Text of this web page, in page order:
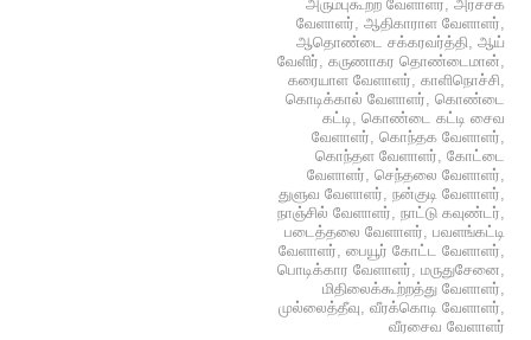
அரும்புகூற்ற வேளாளர், அர்ச்சக
வேளாளர், ஆதிகாராள வேளாளர்,
ஆதொண்டை சக்கரவர்த்தி, ஆய்
வேளிர், கருணாகர தொண்டைமான்,
கரையாள வேளாளர், காளிநொச்சி,
கொடிக்கால் வேளாளர், கொண்டை
கட்டி, கொண்டை கட்டி சைவ
வேளாளர், கொந்தக வேளாளர்,
கொந்தள வேளாளர், கோட்டை
வேளாளர், செந்தலை வேளாளர்,
துளுவ வேளாளர், நன்குடி வேளாளர்,
நாஞ்சில் வேளாளர், நாட்டு கவுண்டர்,
படைத்தலை வேளாளர், பவளங்கட்டி
வேளாளர், பையூர் கோட்ட வேளாளர்,
பொடிக்கார வேளாளர், மருதுசேனை,
மிதிலைக்கூற்றத்து வேளாளர்,
முல்லைத்தீவு, வீரக்கொடி வேளாளர்,
வீரசைவ வேளாளர்